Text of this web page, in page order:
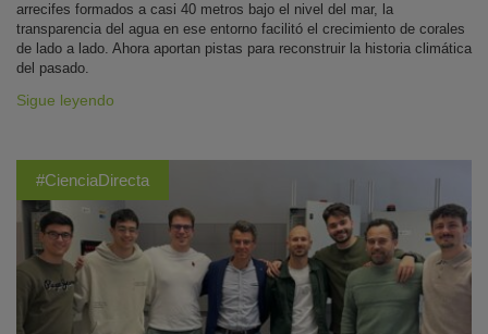
arrecifes formados a casi 40 metros bajo el nivel del mar, la
transparencia del agua en ese entorno facilitó el crecimiento de corales
de lado a lado. Ahora aportan pistas para reconstruir la historia climática
del pasado.
Sigue leyendo
#CienciaDirecta